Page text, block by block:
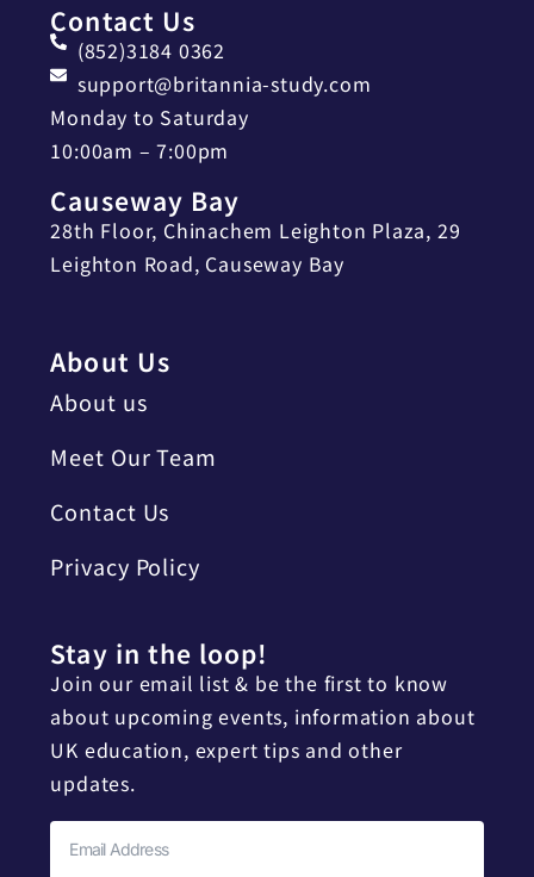
Contact Us
(852)3184 0362
support@britannia-study.com
Monday to Saturday
10:00am – 7:00pm
Causeway Bay
28th Floor, Chinachem Leighton Plaza, 29
Leighton Road, Causeway Bay
About Us
About us
Meet Our Team
Contact Us
Privacy Policy
Stay in the loop!
Join our email list & be the first to know
about upcoming events, information about
UK education, expert tips and other
updates.